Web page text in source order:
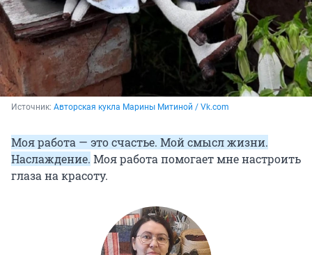
Источник: Авторская кукла Марины Митиной / Vk.com
Моя работа — это счастье. Мой смысл жизни.
Наслаждение. Моя работа помогает мне настроить
глаза на красоту.